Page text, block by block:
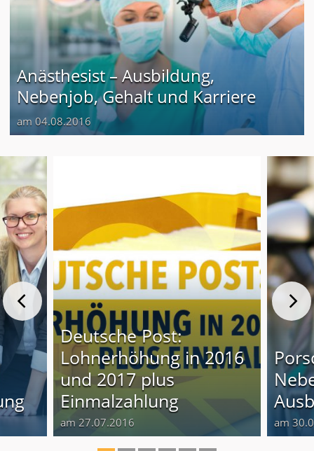
Anästhesist – Ausbildung,
Nebenjob, Gehalt und Karriere
am 04.08.2016
Deutsche Post:
Lohnerhöhung in 2016
und 2017 plus
Einmalzahlung
am 27.07.2016 am